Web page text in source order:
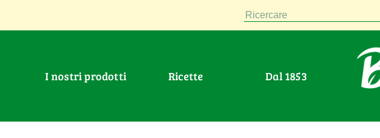
Ricercare
I nostri prodotti Ricette Dal 1853